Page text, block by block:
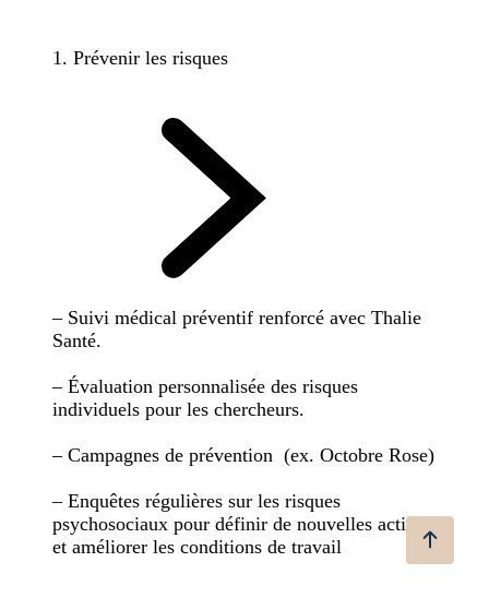
1. Prévenir les risques
– Suivi médical préventif renforcé avec Thalie
Santé.
– Évaluation personnalisée des risques
individuels pour les chercheurs.
– Campagnes de prévention (ex. Octobre Rose)
– Enquêtes régulières sur les risques
psychosociaux pour définir de nouvelles actions
et améliorer les conditions de travail